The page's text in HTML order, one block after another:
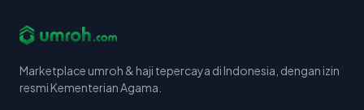
Marketplace umroh & haji tepercaya di Indonesia, dengan izin
resmi Kementerian Agama.